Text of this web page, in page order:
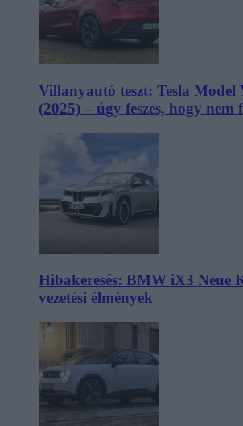
Villanyautó teszt: Tesla Model
(2025) – úgy feszes, hogy nem
Hibakeresés: BMW iX3 Neue
vezetési élmények